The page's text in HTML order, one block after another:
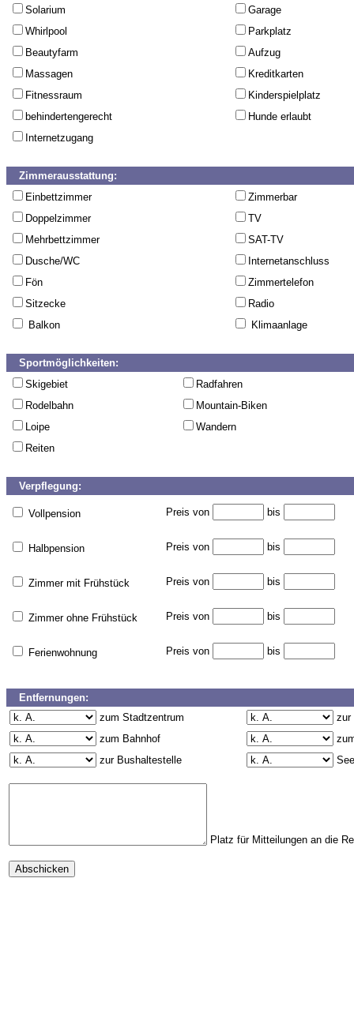
Solarium
Garage
Whirlpool
Parkplatz
Beautyfarm
Aufzug
Massagen
Kreditkarten
Fitnessraum
Kinderspielplatz
behindertengerecht
Hunde erlaubt
Internetzugang
Zimmerausstattung:
Einbettzimmer
Zimmerbar
Doppelzimmer
TV
Mehrbettzimmer
SAT-TV
Dusche/WC
Internetanschluss
Fön
Zimmertelefon
Sitzecke
Radio
Balkon
Klimaanlage
Sportmöglichkeiten:
Skigebiet
Radfahren
Rodelbahn
Mountain-Biken
Loipe
Wandern
Reiten
Verpflegung:
Vollpension Preis von bis
Halbpension Preis von bis
Zimmer mit Frühstück Preis von bis
Zimmer ohne Frühstück Preis von bis
Ferienwohnung Preis von bis
Entfernungen:
zum Stadtzentrum
zur
zum Bahnhof
zur Bushaltestelle
See
Platz für Mitteilungen an die